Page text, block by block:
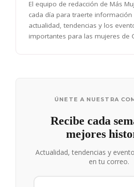
El equipo de redacción de Más
cada día para traerte
actualidad, tendencias y los
importantes para las mujeres de
ÚNETE A NUESTRA
Recibe cada
mejores
Actualidad, tendencias y
en tu correo.